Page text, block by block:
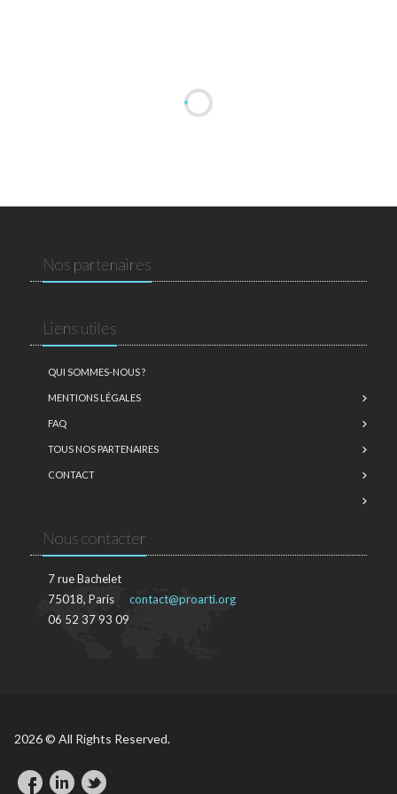
Nos partenaires
Liens utiles
QUI SOMMES-NOUS ?
MENTIONS LÉGALES
FAQ
TOUS NOS PARTENAIRES
CONTACT
Nous contacter
7 rue Bachelet
75018, Paris
06 52 37 93 09
contact@proarti.org
2026 © All Rights Reserved.